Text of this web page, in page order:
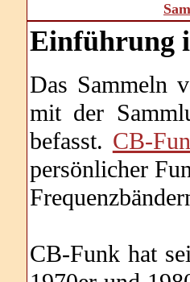
Einführung
Das Sammeln
mit der
befasst. CB-
persönlicher
CB-Funk hat